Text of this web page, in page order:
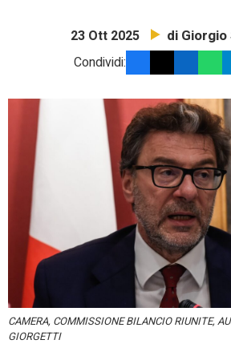
23 Ott 2025 di
Condividi:
CAMERA, COMMISSIONE BILANCIO RIUNITE,
GIORGETTI